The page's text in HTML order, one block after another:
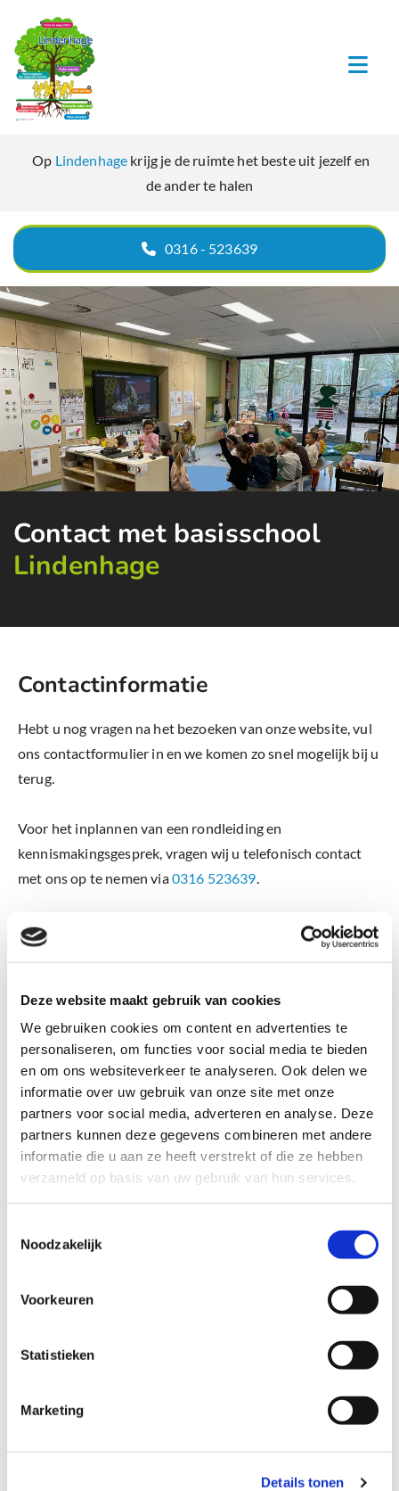
Deze website maakt gebruik van cookies
We gebruiken cookies om content en advertenties te
personaliseren, om functies voor social media te bieden
en om ons websiteverkeer te analyseren. Ook delen we
informatie over uw gebruik van onze site met onze
partners voor social media, adverteren en analyse. Deze
partners kunnen deze gegevens combineren met andere
informatie die u aan ze heeft verstrekt of die ze hebben
verzameld op basis van uw gebruik van hun services.
Noodzakelijk
Voorkeuren
Statistieken
Marketing
Details tonen
Navigatie overslaan
Op Lindenhage krijg je de ruimte het beste uit jezelf en
de ander te halen
0316 - 523639
Contact met basisschool
Lindenhage
Contactinformatie
Hebt u nog vragen na het bezoeken van onze website, vul
ons contactformulier in en we komen zo snel mogelijk bij u
terug.
Voor het inplannen van een rondleiding en
kennismakingsgesprek, vragen wij u telefonisch contact
met ons op te nemen via0316 523639
Platananenlaan 3
6903 DK Zevenaar
0316 523639
directie.lindenhage@liemersnovum.nl